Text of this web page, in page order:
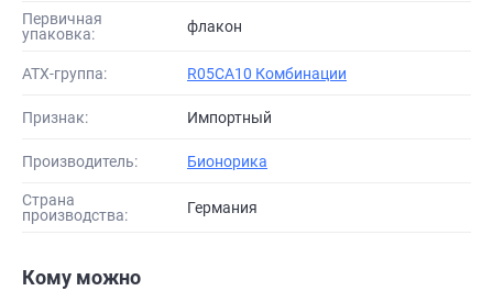
Первичная
упаковка:
флакон
АТХ-группа: R05CA10 Комбинации
Признак: Импортный
Производитель: Бионорика
Страна
производства:
Германия
Кому можно